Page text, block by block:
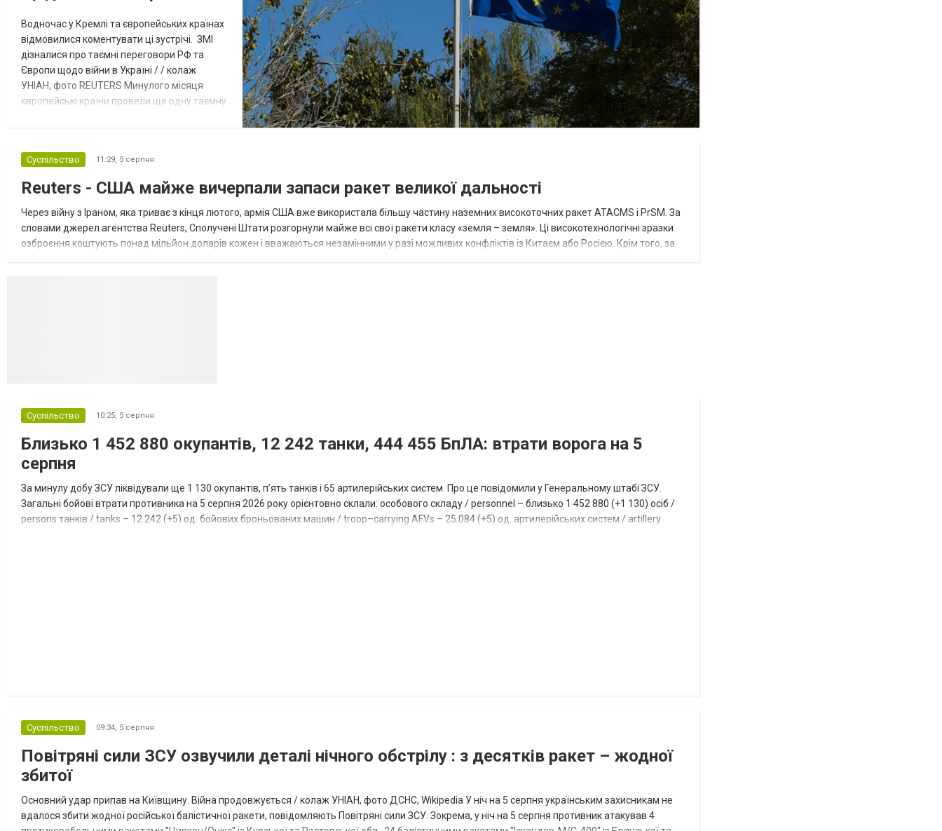
Водночас у Кремлі та європейських країнах
відмовилися коментувати ці зустрічі. ЗМІ
дізналися про таємні переговори РФ та
Європи щодо війни в Україні / / колаж
УНІАН, фото REUTERS Минулого місяця
європейські країни провели ще одну таємну
зі сторони Європи до цих переговорів
долучилися колишні високопосадовці
Великої Британії, Франції, Німеччини та Р...
Суспільство 11:29, 5 серпня
Reuters - США майже вичерпали запаси ракет великої дальності
Через війну з Іраном, яка триває з кінця лютого, армія США вже використала більшу частину наземних високоточних ракет ATACMS і PrSM. За
словами джерел агентства Reuters, Сполучені Штати розгорнули майже всі свої ракети класу «земля – земля». Ці високотехнологічні зразки
озброєння коштують понад мільйон доларів кожен і вважаються незамінними у разі можливих конфліктів із Китаєм або Росією. Крім того, за
Суспільство 10:25, 5 серпня
Близько 1 452 880 окупантів, 12 242 танки, 444 455 БпЛА: втрати ворога на 5
серпня
За минулу добу ЗСУ ліквідували ще 1 130 окупантів, пʼять танків і 65 артилерійських систем. Про це повідомили у Генеральному штабі ЗСУ.
Загальні бойові втрати противника на 5 серпня 2026 року орієнтовно склали: особового складу / personnel – близько 1 452 880 (+1 130) осіб /
persons танків / tanks – 12 242 (+5) од. бойових броньованих машин / troop–carrying AFVs – 25 084 (+5) од. артилерійських систем / artillery
Суспільство 09:34, 5 серпня
Повітряні сили ЗСУ озвучили деталі нічного обстрілу : з десятків ракет – жодної
збитої
Основний удар припав на Київщину. Війна продовжується / колаж УНІАН, фото ДСНС, Wikipedia У ніч на 5 серпня українським захисникам не
вдалося збити жодної російської балістичної ракети, повідомляють Повітряні сили ЗСУ. Зокрема, у ніч на 5 серпня противник атакував 4